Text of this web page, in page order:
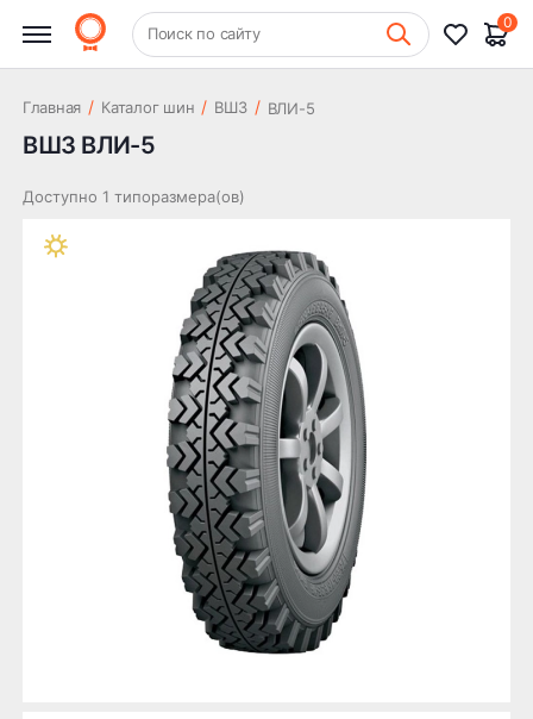
+7 (831) 261-35-35 Шиномонтаж
Поиск по сайту
0
Главная / Каталог шин / ВШЗ / ВЛИ-5
ВШЗ ВЛИ-5
Доступно 1 типоразмера(ов)